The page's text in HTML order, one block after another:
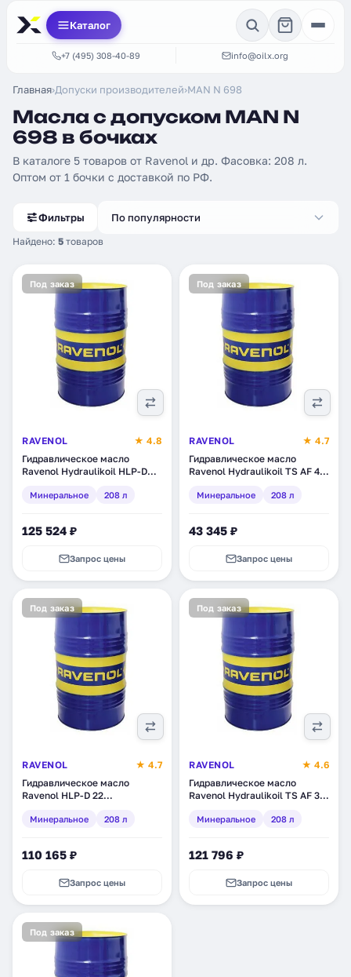
Каталог
+7 (495) 308-40-89 info@oilx.org
Главная›Допуски производителей›MAN N 698
Масла с допуском MAN N
698 в бочках
В каталоге 5 товаров от Ravenol и др. Фасовка: 208 л.
Оптом от 1 бочки с доставкой по РФ.
Фильтры
Найдено: 5 товаров
По популярности
Под заказ
RAVENOL
★ 4.8
Гидравлическое масло
Ravenol Hydraulikoil HLP-D
(1323305-208)
Минеральное 208 л
125 524 ₽
Запрос цены
Под заказ
RAVENOL
★ 4.7
Гидравлическое масло
Ravenol Hydraulikoil TS AF 46,
208)
Минеральное 208 л
43 345 ₽
Запрос цены
Под заказ
RAVENOL
★ 4.7
Гидравлическое масло
Ravenol HLP-D 22
208 л (1323303-208)
Минеральное 208 л
110 165 ₽
Запрос цены
Под заказ
RAVENOL
★ 4.6
Гидравлическое масло
Ravenol Hydraulikoil TS AF 32,
208)
Минеральное 208 л
121 796 ₽
Запрос цены
Под заказ